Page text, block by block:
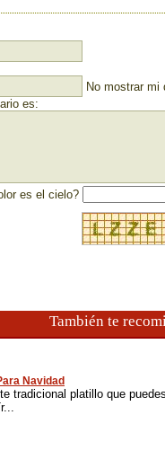
No mostrar mi
es:
es el cielo?
También te
Navidad
tradicional platillo que puedes